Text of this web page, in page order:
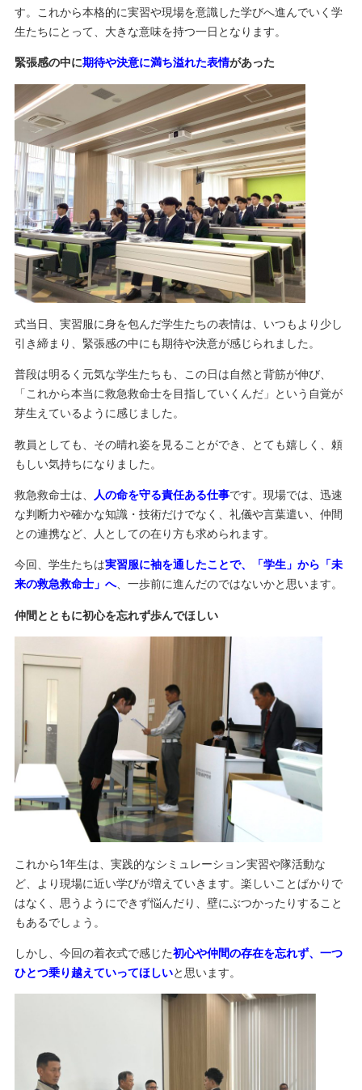
す。これから本格的に実習や現場を意識した学びへ進んでいく学
生たちにとって、大きな意味を持つ一日となります。
緊張感の中に期待や決意に満ち溢れた表情があった
式当日、実習服に身を包んだ学生たちの表情は、いつもより少し
引き締まり、緊張感の中にも期待や決意が感じられました。
普段は明るく元気な学生たちも、この日は自然と背筋が伸び、
「これから本当に救急救命士を目指していくんだ」という自覚が
芽生えているように感じました。
教員としても、その晴れ姿を見ることができ、とても嬉しく、頼
もしい気持ちになりました。
救急救命士は、 人の命を守る責任ある仕事です。現場では、迅速
な判断力や確かな知識・技術だけでなく、礼儀や言葉遣い、仲間
との連携など、人としての在り方も求められます。
今回、学生たちは実習服に袖を通したことで、「学生」から「未
来の救急救命士」へ、一歩前に進んだのではないかと思います。
仲間とともに初心を忘れず歩んでほしい
これから1年生は、実践的なシミュレーション実習や隊活動な
ど、より現場に近い学びが増えていきます。楽しいことばかりで
はなく、思うようにできず悩んだり、壁にぶつかったりすること
もあるでしょう。
しかし、今回の着衣式で感じた初心や仲間の存在を忘れず、一つ
ひとつ乗り越えていってほしいと思います。